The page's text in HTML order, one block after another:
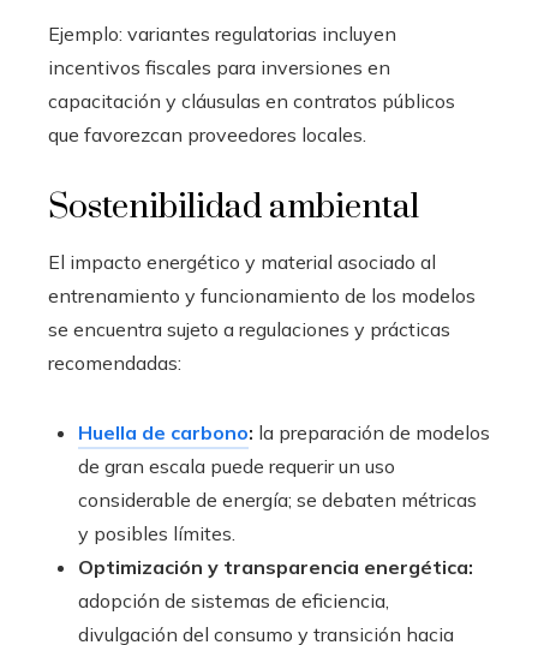
Ejemplo: variantes regulatorias incluyen
incentivos fiscales para inversiones en
capacitación y cláusulas en contratos públicos
que favorezcan proveedores locales.
Sostenibilidad ambiental
El impacto energético y material asociado al
entrenamiento y funcionamiento de los modelos
se encuentra sujeto a regulaciones y prácticas
recomendadas:
Huella de carbono: la preparación de modelos
de gran escala puede requerir un uso
considerable de energía; se debaten métricas
y posibles límites.
Optimización y transparencia energética:
adopción de sistemas de eficiencia,
divulgación del consumo y transición hacia